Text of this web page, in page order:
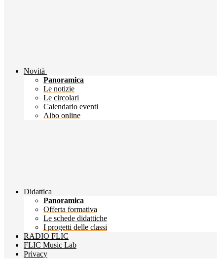
Novità
Panoramica
Le notizie
Le circolari
Calendario eventi
Albo online
Didattica
Panoramica
Offerta formativa
Le schede didattiche
I progetti delle classi
RADIO FLIC
FLIC Music Lab
Privacy